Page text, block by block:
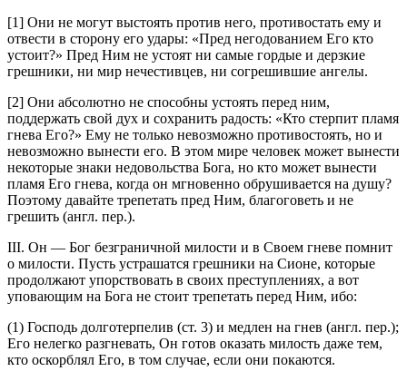
[1] Они не могут выстоять против него, противостать ему и
отвести в сторону его удары: «Пред негодованием Его кто
устоит?» Пред Ним не устоят ни самые гордые и дерзкие
грешники, ни мир нечестивцев, ни согрешившие ангелы.
[2] Они абсолютно не способны устоять перед ним,
поддержать свой дух и сохранить радость: «Кто стерпит пламя
гнева Его?» Ему не только невозможно противостоять, но и
невозможно вынести его. В этом мире человек может вынести
некоторые знаки недовольства Бога, но кто может вынести
пламя Его гнева, когда он мгновенно обрушивается на душу?
Поэтому давайте трепетать пред Ним, благоговеть и не
грешить (англ. пер.).
III. Он — Бог безграничной милости и в Своем гневе помнит
о милости. Пусть устрашатся грешники на Сионе, которые
продолжают упорствовать в своих преступлениях, а вот
уповающим на Бога не стоит трепетать перед Ним, ибо:
(1) Господь долготерпелив (ст. 3) и медлен на гнев (англ. пер.);
Его нелегко разгневать, Он готов оказать милость даже тем,
кто оскорблял Его, в том случае, если они покаются.